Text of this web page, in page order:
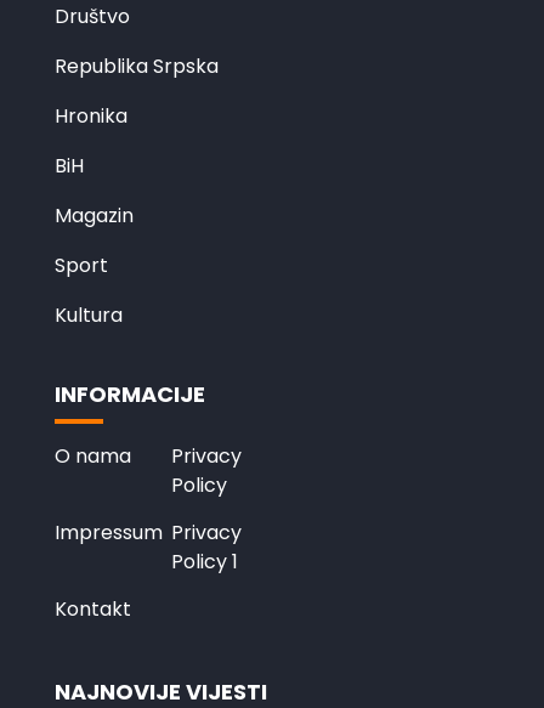
Društvo
Republika Srpska
Hronika
BiH
Magazin
Sport
Kultura
INFORMACIJE
O nama
Privacy
Policy
Impressum Privacy
Policy 1
Kontakt
NAJNOVIJE VIJESTI